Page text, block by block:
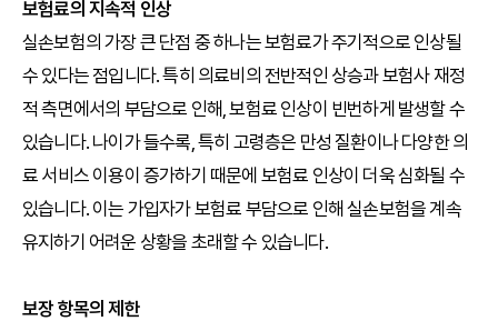
보험료의 지속적 인상
실손보험의 가장 큰 단점 중 하나는 보험료가 주기적으로 인상될
수 있다는 점입니다. 특히 의료비의 전반적인 상승과 보험사 재정
적 측면에서의 부담으로 인해, 보험료 인상이 빈번하게 발생할 수
있습니다. 나이가 들수록, 특히 고령층은 만성 질환이나 다양한 의
료 서비스 이용이 증가하기 때문에 보험료 인상이 더욱 심화될 수
있습니다. 이는 가입자가 보험료 부담으로 인해 실손보험을 계속
유지하기 어려운 상황을 초래할 수 있습니다.
보장 항목의 제한